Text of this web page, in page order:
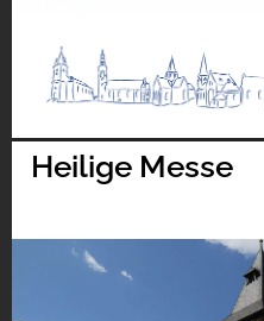
Heilige Messe